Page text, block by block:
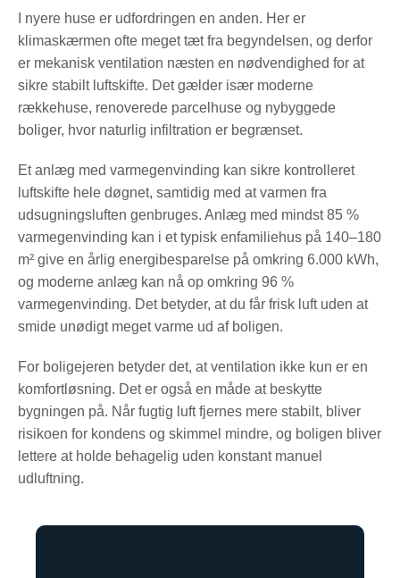
I nyere huse er udfordringen en anden. Her er
klimaskærmen ofte meget tæt fra begyndelsen, og derfor
er mekanisk ventilation næsten en nødvendighed for at
sikre stabilt luftskifte. Det gælder især moderne
rækkehuse, renoverede parcelhuse og nybyggede
boliger, hvor naturlig infiltration er begrænset.
Et anlæg med varmegenvinding kan sikre kontrolleret
luftskifte hele døgnet, samtidig med at varmen fra
udsugningsluften genbruges. Anlæg med mindst 85 %
varmegenvinding kan i et typisk enfamiliehus på 140–180
m² give en årlig energibesparelse på omkring 6.000 kWh,
og moderne anlæg kan nå op omkring 96 %
varmegenvinding. Det betyder, at du får frisk luft uden at
smide unødigt meget varme ud af boligen.
For boligejeren betyder det, at ventilation ikke kun er en
komfortløsning. Det er også en måde at beskytte
bygningen på. Når fugtig luft fjernes mere stabilt, bliver
risikoen for kondens og skimmel mindre, og boligen bliver
lettere at holde behagelig uden konstant manuel
udluftning.